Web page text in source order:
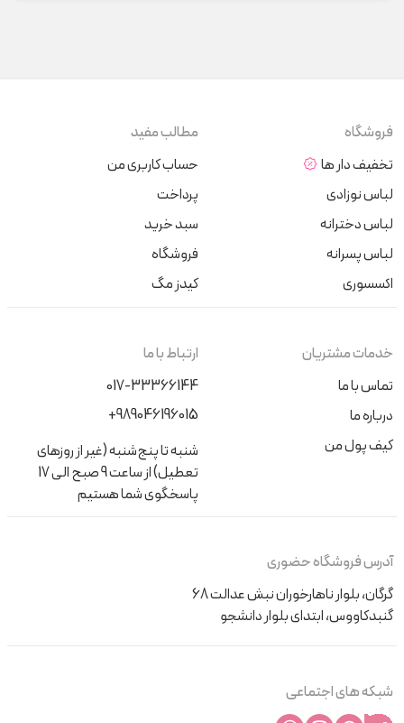
فروشگاه
تخفیف دار ها
لباس نوزادی
لباس دخترانه
لباس پسرانه
اکسسوری
مطالب مفید
حساب کاربری من
پرداخت
سبد خرید
فروشگاه
کیدز مگ
خدمات مشتریان
تماس با ما
درباره ما
کیف پول من
ارتباط با ما
017-33366144
+989046196015
شنبه تا پنج‌شنبه (غیر از روزهای
تعطیل) از ساعت 9 صبح الی 17
پاسخگوی شما هستیم
آدرس فروشگاه حضوری
گرگان، بلوار ناهارخوران نبش عدالت 68
گنبدکاووس، ابتدای بلوار دانشجو
شبکه های اجتماعی